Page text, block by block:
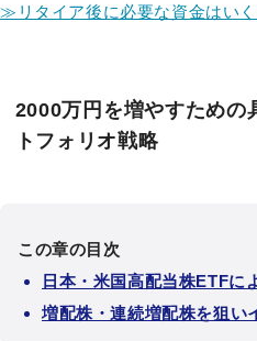
≫リタイア後に必要な資金はい
2000万円を増やすための
トフォリオ戦略
この章の目次
日本・米国高配当株ETFに
増配株・連続増配株を狙い